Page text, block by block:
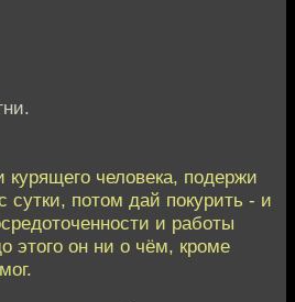
человека, подержи
сутки, потом дай покурить - и
и работы
этого он ни о чём, кроме